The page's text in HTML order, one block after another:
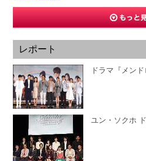
レポート
ドラマ『メン
ユン・ソクホ